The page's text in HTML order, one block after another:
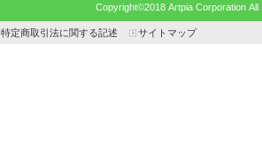
Copyright©2018 Artpia Corporation
特定商取引法に関する記述 サイトマップ